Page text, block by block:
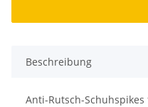
Beschreibung
Anti-Rutsch-